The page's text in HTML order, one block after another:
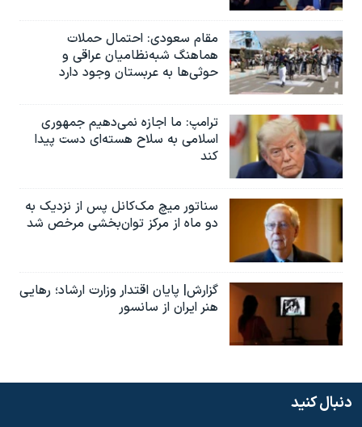
مقام سعودی: احتمال حملات
هماهنگ شبه‌نظامیان عراقی و
حوثی‌ها به عربستان وجود دارد
ترامپ: ما اجازه نمی‌دهیم جمهوری
اسلامی به سلاح هسته‌ای دست پیدا
کند
سناتور میچ مک‌کانل پس از نزدیک به
دو ماه از مرکز توان‌بخشی مرخص شد
گزارش| پایان اقتدار وزارت ارشاد؛ رهایی
هنر ایران از سانسور
دنبال کنید